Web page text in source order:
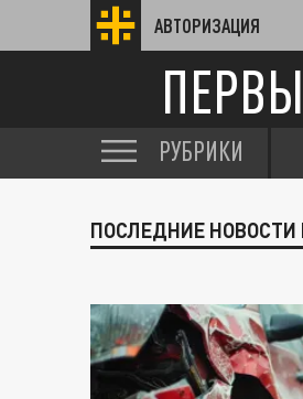
АВТОРИЗАЦИЯ
РУБРИКИ
ПОСЛЕДНИЕ НОВОСТИ